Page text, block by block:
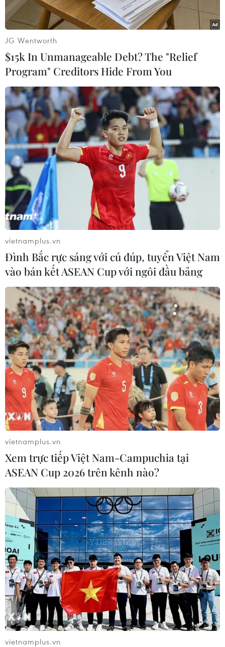
George Clooney không phải là hình mẫu
người chồng lý tưởng?
30/09/2014 10:15
Khác với những người phụ nữ từng đi qua cuộc đời
George Clooney, Amal Alamuddin được coi là có tri
thức nhất, bởi cô là một luật sư về nhân quyền hàng
đầu thế giới.
JG Wentworth
$15k In Unmanageable Debt? The "Relief
Program" Creditors Hide From You
vietnamplus.vn
Đình Bắc rực sáng với cú đúp, tuyển Việt Nam
vào bán kết ASEAN Cup với ngôi đầu bảng
vietnamplus.vn
Xem trực tiếp Việt Nam-Campuchia tại
ASEAN Cup 2026 trên kênh nào?
vietnamplus.vn